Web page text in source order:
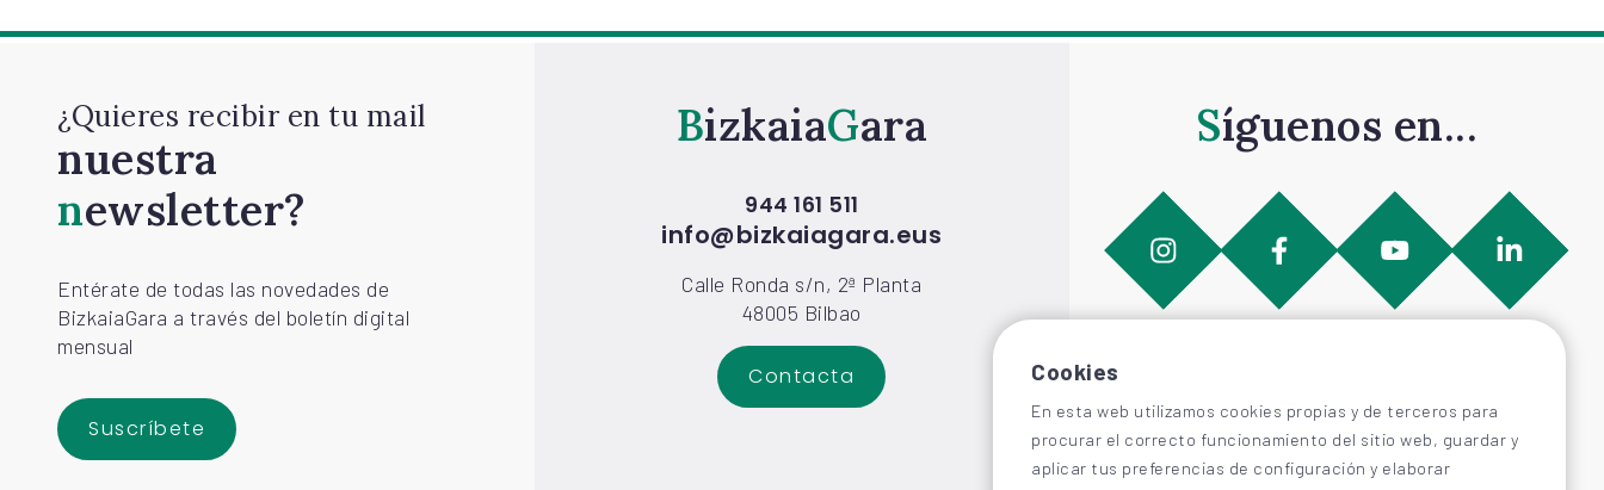
¿Quieres recibir en tu mail
nuestra
newsletter?
Entérate de todas las novedades de
BizkaiaGara a través del boletín digital
mensual
Suscríbete
Bizkaia Gara
944 161 511
info@bizkaiagara.eus
Calle Ronda s/n, 2ª Planta
48005 Bilbao
Contacta
Síguenos en...
Cookies
En esta web utilizamos cookies propias y de terceros para
procurar el correcto funcionamiento del sitio web, guardar y
aplicar tus preferencias de configuración y elaborar